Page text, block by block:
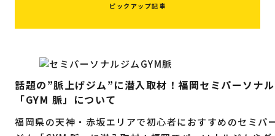
イルミネーション
12月
ダンス
3月 伝統 2月
1月
リフォーム
ジム ラーメン
お祭り
イベント 自然
フィットネス
ランチ
海鮮
ピックアップ記事
話題の”脈上げジム”に潜入取材！福岡セミパーソナ
「GYM 脈」について
福岡県の天神・赤坂エリアで初心者におすすめのセミパ